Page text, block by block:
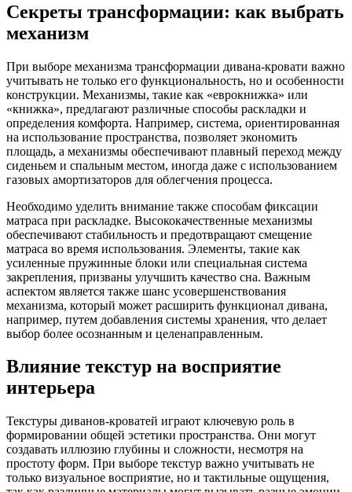
Секреты трансформации: как выбрать
механизм
При выборе механизма трансформации дивана-кровати важно
учитывать не только его функциональность, но и особенности
конструкции. Механизмы, такие как «еврокнижка» или
«книжка», предлагают различные способы раскладки и
определения комфорта. Например, система, ориентированная
на использование пространства, позволяет экономить
площадь, а механизмы обеспечивают плавный переход между
сиденьем и спальным местом, иногда даже с использованием
газовых амортизаторов для облегчения процесса.
Необходимо уделить внимание также способам фиксации
матраса при раскладке. Высококачественные механизмы
обеспечивают стабильность и предотвращают смещение
матраса во время использования. Элементы, такие как
усиленные пружинные блоки или специальная система
закрепления, призваны улучшить качество сна. Важным
аспектом является также шанс усовершенствования
механизма, который может расширить функционал дивана,
например, путем добавления системы хранения, что делает
выбор более осознанным и целенаправленным.
Влияние текстур на восприятие
интерьера
Текстуры диванов-кроватей играют ключевую роль в
формировании общей эстетики пространства. Они могут
создавать иллюзию глубины и сложности, несмотря на
простоту форм. При выборе текстур важно учитывать не
только визуальное восприятие, но и тактильные ощущения,